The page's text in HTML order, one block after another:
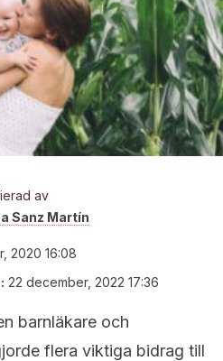
av
Sanz Martín
2020 16:08
22 december, 2022 17:36
barnläkare och
flera viktiga bidrag till